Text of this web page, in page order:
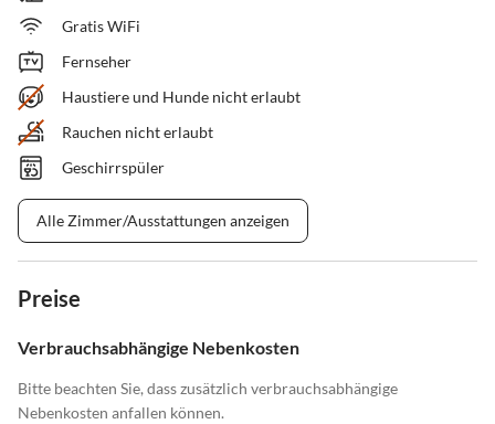
Gratis WiFi
Fernseher
Haustiere und Hunde nicht erlaubt
Rauchen nicht erlaubt
Geschirrspüler
Alle Zimmer/Ausstattungen anzeigen
Preise
Verbrauchsabhängige Nebenkosten
Bitte beachten Sie, dass zusätzlich verbrauchsabhängige
Nebenkosten anfallen können.